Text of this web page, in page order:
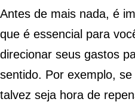
Antes de mais nada, é
que é essencial para
direcionar seus gastos
sentido. Por exemplo, se
talvez seja hora de